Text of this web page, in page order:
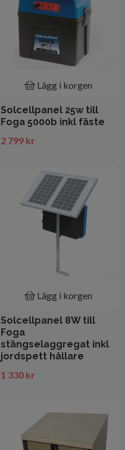
Lägg i korgen
Solcellpanel 25w till
Foga 5000b inkl fäste
2 799 kr
Lägg i korgen
Solcellpanel 8W till
Foga
stängselaggregat inkl
jordspett hållare
1 330 kr